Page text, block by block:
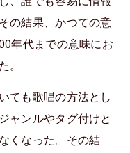
の結果、かつての意
年代までの意味にお
ても歌唱の方法とし
ャンルやタグ付けと
くなった。その結